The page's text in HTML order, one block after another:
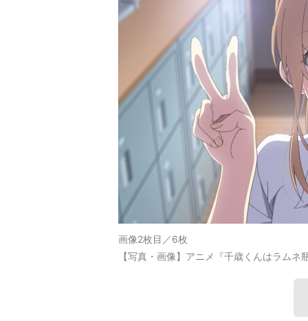
画像2枚目／6枚
【写真・画像】アニメ『千歳くんはラム